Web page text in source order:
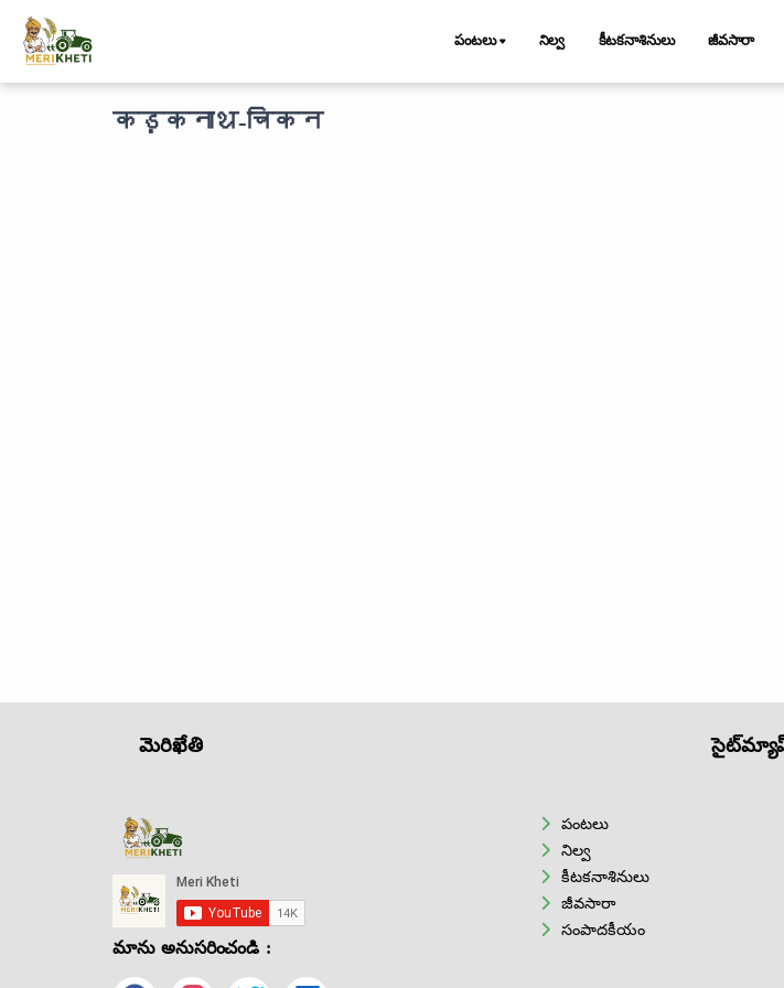
పంటలు నిల్వ కీటకనాశినులు జీవసారా
कड़कनाथ-चिकन
మెరిఖేతి
మాను అనుసరించండి :
పంటలు
నిల్వ
కీటకనాశినులు
జీవసారా
సంపాదకీయం